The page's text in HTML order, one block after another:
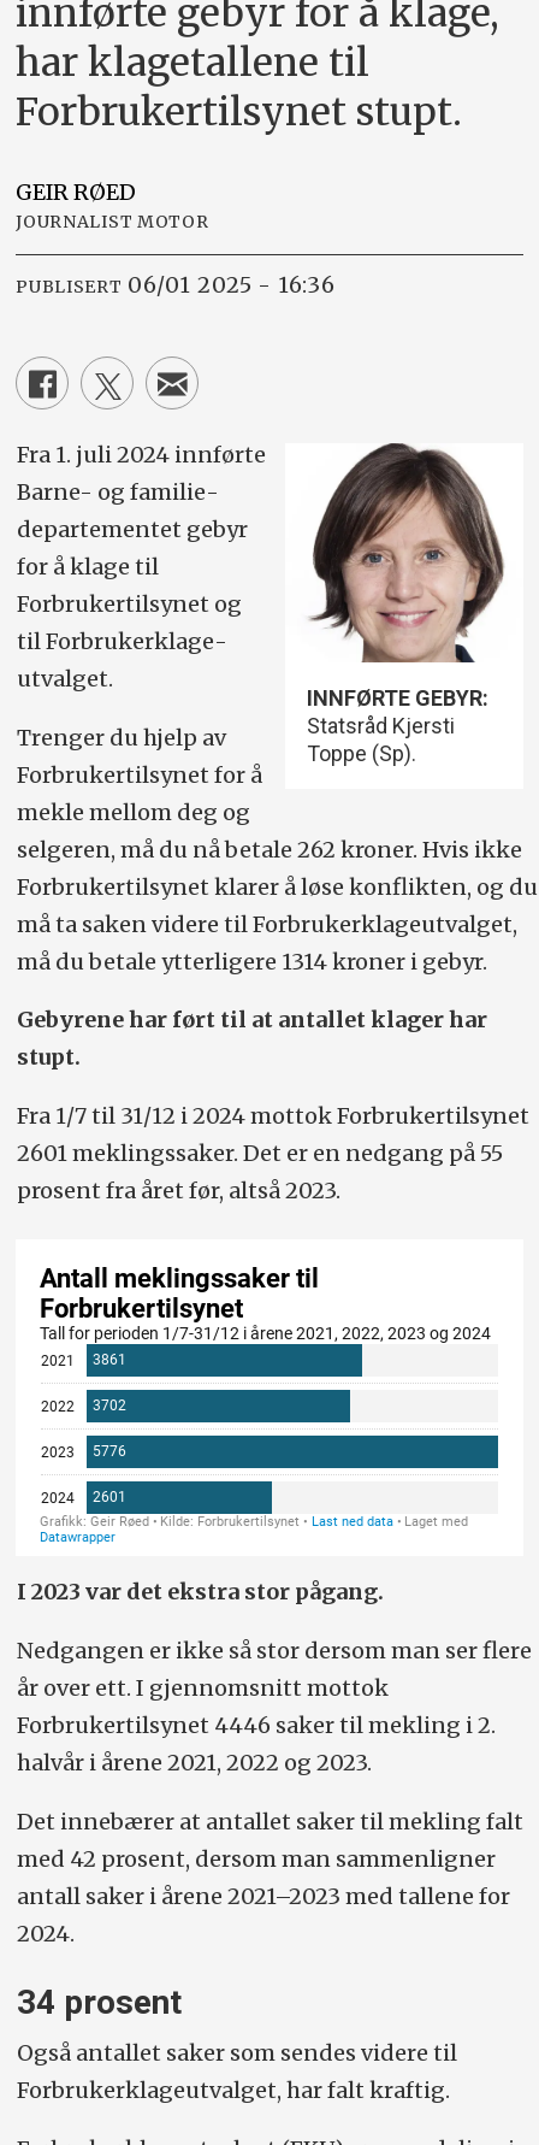
innførte gebyr for å klage,
har klagetallene til
Forbrukertilsynet stupt.
GEIRRØED
JOURNALIST MOTOR
PUBLISERT 06/01 2025 - 16:36
INNFØRTE GEBYR:
Statsråd Kjersti
Toppe (Sp).
Fra 1. juli 2024 innførte
Barne- og familie­
departementet gebyr
for å klage til
Forbrukertilsynet og
til Forbrukerklage­
utvalget­­.­
Trenger du hjelp av
Forbrukertilsynet for å
mekle mellom deg og
selgeren, må du nå betale 262 kroner. Hvis ikke
Forbrukertilsynet klarer å løse konflikten, og du
må ta saken videre til Forbrukerklageutvalget,
må du betale ytterligere 1314 kroner i gebyr.
Gebyrene har ført til at antallet klager har
stupt.
Fra 1/7 til 31/12 i 2024 mottok Forbrukertilsynet
2601 meklingssaker. Det er en nedgang på 55
prosent fra året før, altså 2023.
I 2023 var det ekstra stor pågang.
Nedgangen er ikke så stor dersom man ser flere
år over ett. I gjennomsnitt mottok
Forbrukertilsynet 4446 saker til mekling i 2.
halvår i årene 2021, 2022 og 2023.
Det innebærer at antallet saker til mekling falt
med 42 prosent, dersom man sammenligner
antall saker i årene 2021–2023 med tallene for
2024.
34 prosent
Også antallet saker som sendes videre til
Forbrukerklageutvalget, har falt kraftig.